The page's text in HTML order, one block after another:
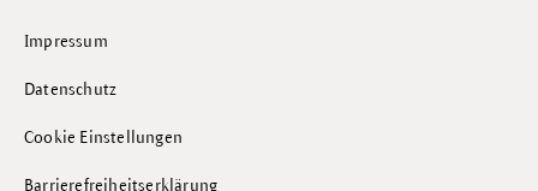
Impressum
Datenschutz
Cookie Einstellungen
Barrierefreiheitserklärung